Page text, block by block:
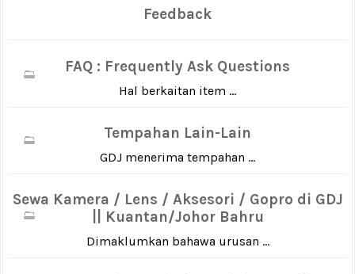
Feedback
FAQ : Frequently Ask Questions
Hal berkaitan item ...
Tempahan Lain-Lain
GDJ menerima tempahan ...
Sewa Kamera / Lens / Aksesori / Gopro di GDJ
|| Kuantan/Johor Bahru
Dimaklumkan bahawa urusan ...